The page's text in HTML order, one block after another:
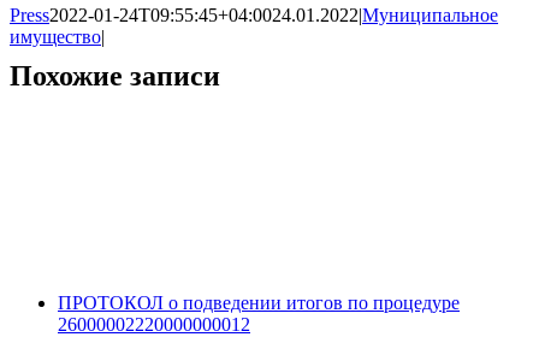
Press2022-01-24T09:55:45+04:0024.01.2022|Муниципальное
имущество|
Похожие записи
ПРОТОКОЛ о подведении итогов по процедуре
26000002220000000012